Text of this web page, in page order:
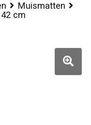
Muismatten
cm